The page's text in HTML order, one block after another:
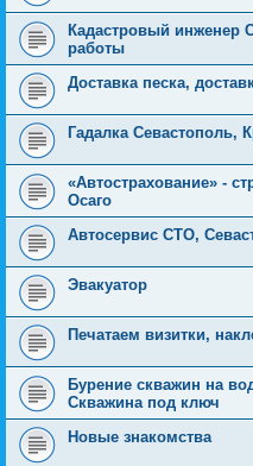
Кадастровый инженер
работы
Доставка песка,
Гадалка
«Автострахование» -
Осаго
Автосервис СТО,
Эвакуатор
Печатаем визитки,
Бурение скважин на
Cкважина под ключ
Новые знакомства